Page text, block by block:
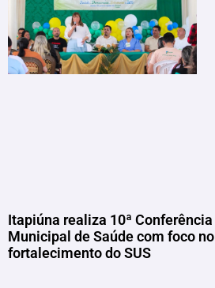
Itapiúna realiza 10ª Conferência
Municipal de Saúde com foco no
fortalecimento do SUS